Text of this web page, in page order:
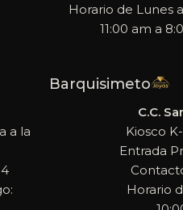
Horario de Lunes
11:00 am a
a la
Barquisimeto
C.C.
Kiosco
Entrada
Horario